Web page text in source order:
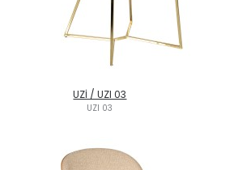
UZİ / UZI 03
UZI 03